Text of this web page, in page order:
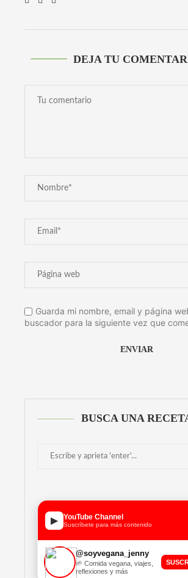
DEJA TU
Guarda mi nombre, email y página
buscador para la siguiente vez que
BUSCA UNA
▶ YouTube Channel
Suscríbete para más contenido
@soyvegana_jenny
🌱 Comida vegana, viajes,
reflexiones y más